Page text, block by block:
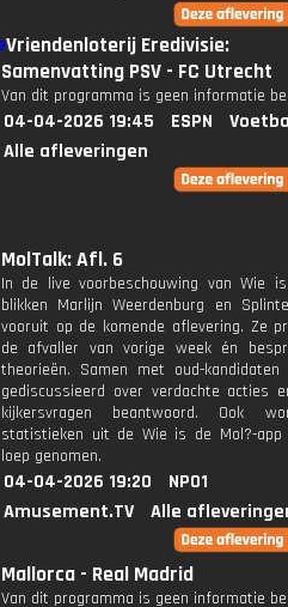
Vriendenloterij Eredivisie:
Samenvatting PSV - FC Utrecht
Van dit programma is geen informatie
04-04-2026 19:45 ESPN
Alle afleveringen
MolTalk: Afl. 6
In de live voorbeschouwing van Wie
blikken Marlijn Weerdenburg en
vooruit op de komende aflevering. Ze
de afvaller van vorige week én
theorieën. Samen met oud-
gediscussieerd over verdachte acties
kijkersvragen beantwoord. Ook
statistieken uit de Wie is de Mol?-app
loep genomen.
04-04-2026 19:20
NPO1
Amusement.TV
Alle
Mallorca - Real Madrid
Van dit programma is geen informatie